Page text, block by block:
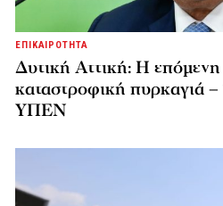
ΕΠΙΚΑΙΡΟΤΗΤΑ
Δυτική Αττική: Η
καταστροφική πυρκαγιά –
ΥΠΕΝ